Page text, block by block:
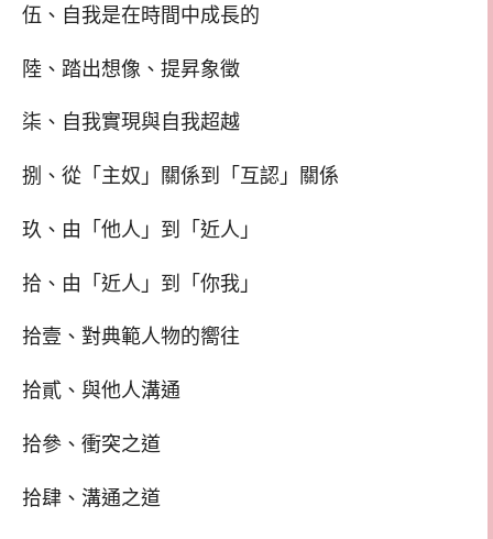
伍、自我是在時間中成長的
陸、踏出想像、提昇象徵
柒、自我實現與自我超越
捌、從「主奴」關係到「互認」關係
玖、由「他人」到「近人」
拾、由「近人」到「你我」
拾壹、對典範人物的嚮往
拾貳、與他人溝通
拾參、衝突之道
拾肆、溝通之道